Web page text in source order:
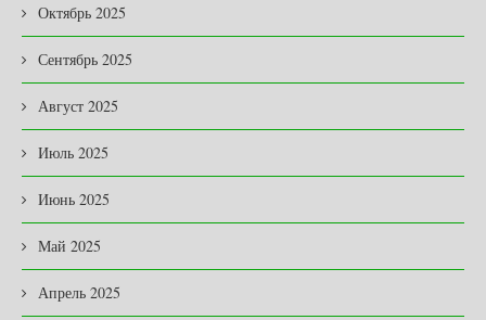
Октябрь 2025
Сентябрь 2025
Август 2025
Июль 2025
Июнь 2025
Май 2025
Апрель 2025